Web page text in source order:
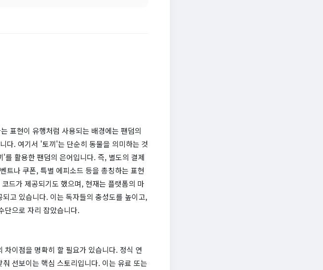
표현이 유행처럼 사용되는 배경에는 팬덤의
다. 여기서 '토끼'는 단순히 동물을 의미하는 것
활용한 팬덤의 은어입니다. 즉, 별도의 결제
트나 쿠폰, 특별 에피소드 등을 총칭하는 표현
드가 제공되기도 했으며, 현재는 플랫폼의 마
고 있습니다. 이는 독자들의 충성도를 높이고,
단으로 자리 잡았습니다.
이점을 명확히 할 필요가 있습니다. 정식 연
선보이는 핵심 스토리입니다. 이는 유료 또는